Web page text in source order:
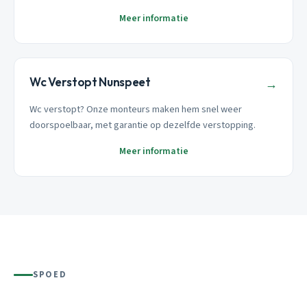
Meer informatie
Wc Verstopt Nunspeet →
Wc verstopt? Onze monteurs maken hem snel weer
doorspoelbaar, met garantie op dezelfde verstopping.
Meer informatie
SPOED